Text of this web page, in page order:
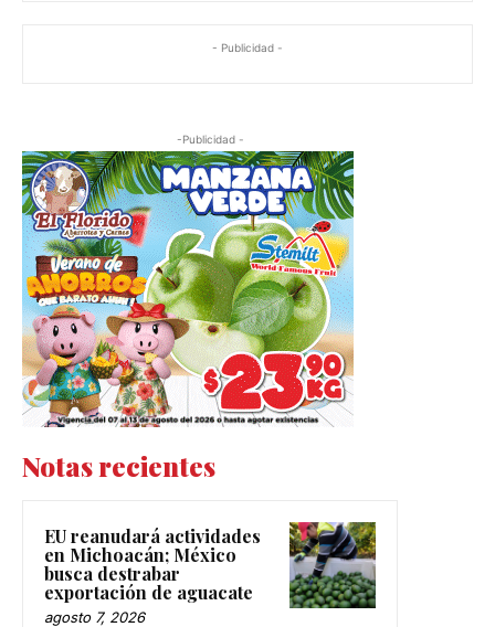
- Publicidad -
-Publicidad -
Notas recientes
EU reanudará actividades
en Michoacán; México
busca destrabar
exportación de aguacate
agosto 7, 2026